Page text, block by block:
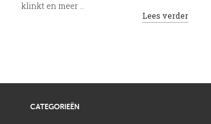
klinkt en meer …
Lees verder
CATEGORIEËN